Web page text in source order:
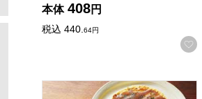
本体 408円
税込 440.64円
京都どんぐり 京野菜の入った